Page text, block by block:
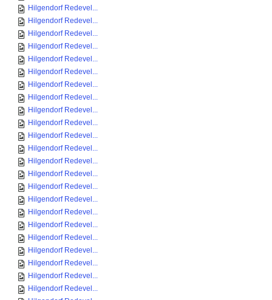
Hilgendorf Redevel...
Hilgendorf Redevel...
Hilgendorf Redevel...
Hilgendorf Redevel...
Hilgendorf Redevel...
Hilgendorf Redevel...
Hilgendorf Redevel...
Hilgendorf Redevel...
Hilgendorf Redevel...
Hilgendorf Redevel...
Hilgendorf Redevel...
Hilgendorf Redevel...
Hilgendorf Redevel...
Hilgendorf Redevel...
Hilgendorf Redevel...
Hilgendorf Redevel...
Hilgendorf Redevel...
Hilgendorf Redevel...
Hilgendorf Redevel...
Hilgendorf Redevel...
Hilgendorf Redevel...
Hilgendorf Redevel...
Hilgendorf Redevel...